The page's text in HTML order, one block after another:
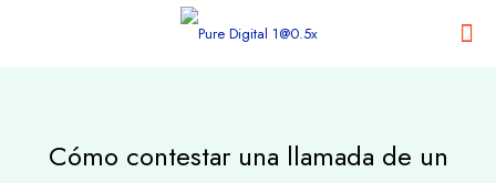
Cómo contestar una llamada de un